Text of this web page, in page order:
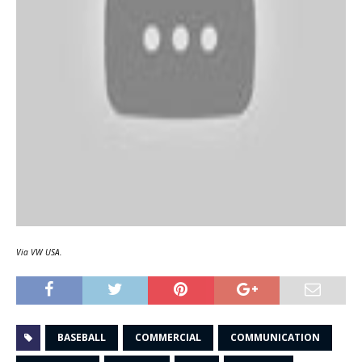
Via VW USA.
BASEBALL COMMERCIAL COMMUNICATION